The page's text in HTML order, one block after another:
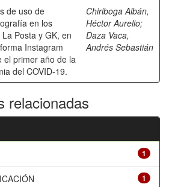
de uso de
en los
Posta y GK, en
Instagram
el primer año de la
del COVID-19.
Chiriboga Albán,
Héctor Aurelio;
Daza Vaca,
Andrés Sebastián
relacionadas
1
1